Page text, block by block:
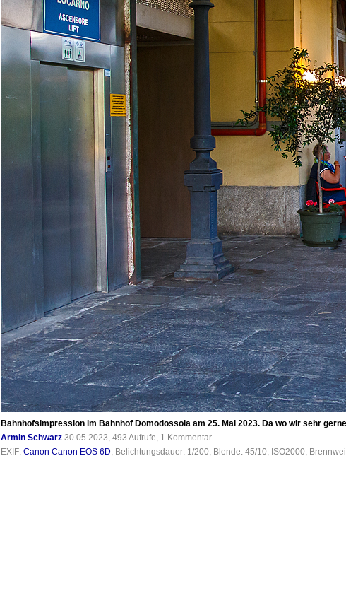
Bahnhofsimpression im Bahnhof Domodossola am 25. Mai 2023. Da wo wir sehr
Armin Schwarz 30.05.2023, 493 Aufrufe, 1 Kommentar
EXIF: Canon Canon EOS 6D, Belichtungsdauer: 1/200, Blende: 45/10, ISO2000,